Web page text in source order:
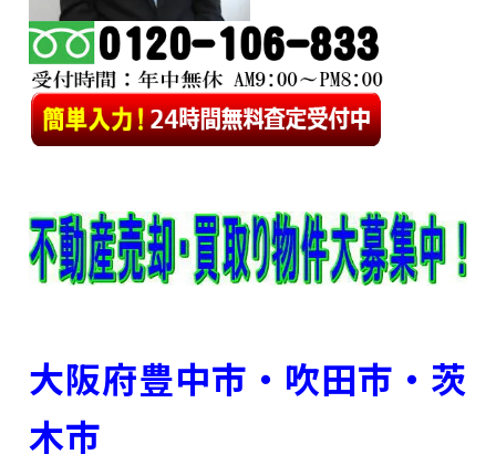
大阪府豊中市・吹田市・茨
木市